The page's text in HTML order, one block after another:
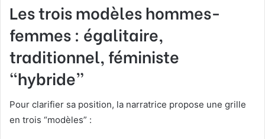
Les trois modèles hommes-
femmes : égalitaire,
traditionnel, féministe
“hybride”
Pour clarifier sa position, la narratrice propose une grille
en trois “modèles” :